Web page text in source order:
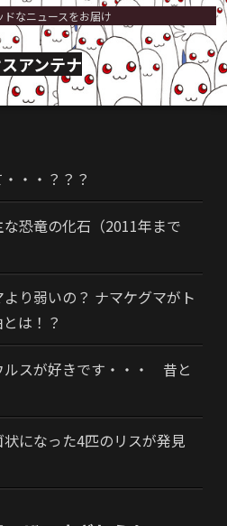
ドなニュースをお届け
アンテナ
・・？？？
恐竜の化石（2011年まで
り弱いの？ ナマケグマがト
は！？
ルスが好きです・・・ 昔と
になった4匹のリスが発見